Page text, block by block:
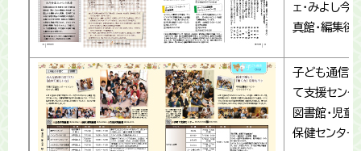
ェ・みよし今
真館・編集後
子ども通信(
て支援センタ
図書館・児童
保健センタ